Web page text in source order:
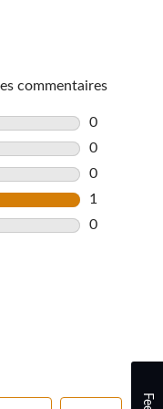
commentaires
0
0
0
0
0
0
1
1
0